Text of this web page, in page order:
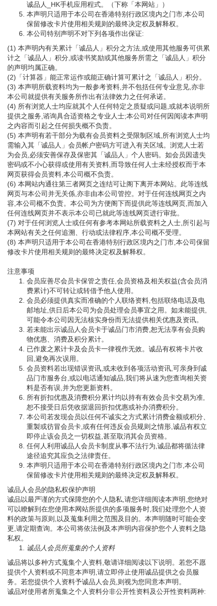
诚品人_HK手机应用程式。（下称「本网站」）
本声明只适用于本公司在香港特别行政区境内之门市,本公司
保留修改卡片使用相关规则的最终决定权及解释权。
本公司特别声明不对下列各项作出保证:
(1) 本声明内有关累计「诚品人」积分之方法,或使用其他服务可供累
计之「诚品人」积分,或读书奖励或其他服务所需之「诚品人」积分
的声明均属正确。
(2)「计算器」能正常运作或能正确计算可累计之「诚品人」积分。
(3) 本声明所载资料均为一般参考资料,并不包括任何专业意见,亦非
本公司就提供有关服务所作出有法律效力之任何承诺。
(4) 所有浏览人士均应就其个人任何特定之质疑或问题,或就本说明所
提供之服务,谘询具合适资格之专业人士;本公司对任何因阅读本声明
之内容而引起之任何损失概不负责。
(5) 本声明有若干部分为载有会员资料之受限制区域,所有浏览人士均
需输入其「诚品人」会员帐户密码方可进入有关区域。浏览人士若
为会员,必须安善保存及保密其「诚品人」个人密码。如会员因遗失
密码或不小心获得或使用有关资料,而导致任何人士未经授权而于本
网页获得会员资料,本公司概不负责。
(6) 本网站内通往第三者网页之连结可让阁下离开本网站。此等连线
网页与本公司并无关係,亦非由本公司管控。对于任何连线网页之内
容,本公司概不负责。本公司为方便阁下而提供此等连线网页,而加入
任何连线网页并不表示本公司已就此等连线网页进行审批。
(7) 对于任何浏览人士或任何有参考本网站所载资料之人士,所引起与
本网站有关之任何追溯、行动或法律程序,本公司概不受理。
(8) 本声明只适用于本公司在香港特别行政区境内之门市,本公司保留
修改卡片使用相关规则的最终决定权及解释权。
注意事项
会员应善尽会员卡保管之责任,会员资格及相关权益(含会员消
费累计)不可转让或转借予他人使用。
会员必须提供真实而准确的个人联络资料,包括联络电话及电
邮地址,供日后本公司为会员处理会员事宜之用。如未能提供,
可能令本公司因无法核实身份而无法提供相关优惠及资讯。
若未能出示诚品人会员卡于诚品门市消费,恕无法享有会员购
物优惠、消费及积分累计。
已作废之累计卡及会员卡一律视作无效。诚品有权将卡片收
回,避免再次误用。
会员资料若出现错误资讯,或未收到各项活动资讯,可亲身到诚
品门市服务台,或以电话通知诚品,我们将从速为您查询相关资
料是否有误,并为您更新资料。
所有折扣优惠及消费积分累计均以持有有效会员卡交易为准,
恕不接受日后凭收据退回折扣优惠或补办消费积分。
本公司若发现会员以任何不诚实之方式累计消费金额或积分、
重製或彷冒会员卡,或有任何违反会员规则之情形,诚品有权立
即停止该会员之一切权益,甚至取消其会员资格。
任何人利用诚品人会员卡制度从事不法行为,诚品都将循法律
途径追究其应负之法律责任。
本声明只适用于本公司在香港特别行政区境内之门市,本公司
保留修改卡片使用相关规则的最终决定权及解释权。
诚品人会员的隐私权保护声明
诚品以最严谨的方式保障您的个人隐私,请您详细阅读本声明,您绝对
可以瞭解到在您使用本网站所提供的多项服务时,我们处理您个人资
料的政策与原则,以及蒐集利用之范围及目的。本声明随时可能会变
更,请定期查询。本公司将依法例及本声明内容保护您个人资料之隐
私权。
诚品人会员所蒐集的个人资料
诚品将以多种方式蒐集个人资料,敬请详细阅读以下说明。若您不愿
提供个人资料或不同意本声明,请立即停止使用诚品提供之会员服
务。若您提供个人资料予诚品人会员,则视为您同意本声明。
诚品对使用者所蒐集之个人资料分非公开性资料及公开性资料两种: